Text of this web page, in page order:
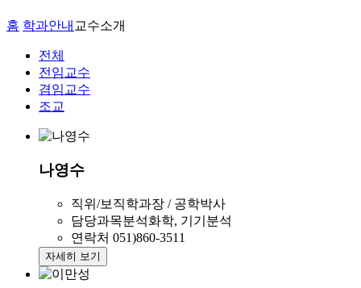
홈 학과안내 교수소개
전체
전임교수
겸임교수
조교
나영수
직위/보직학과장 / 공학박사
담당과목분석화학, 기기분석
연락처 051)860-3511
자세히 보기